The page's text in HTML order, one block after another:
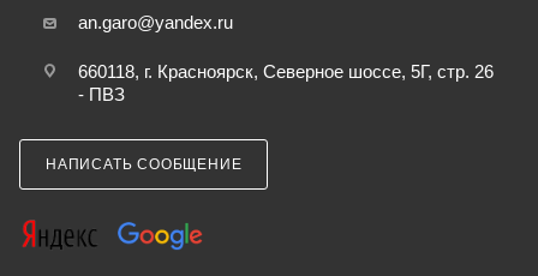
an.garo@yandex.ru
660118, г. Красноярск, Северное шоссе, 5Г, стр. 26
- ПВЗ
НАПИСАТЬ СООБЩЕНИЕ